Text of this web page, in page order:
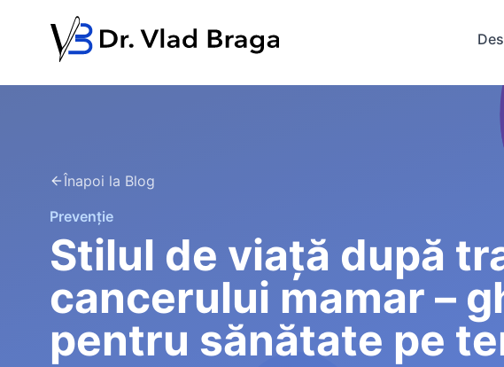
Înapoi la Blog
Prevenție
Stilul de viață după
cancerului mamar –
pentru sănătate pe